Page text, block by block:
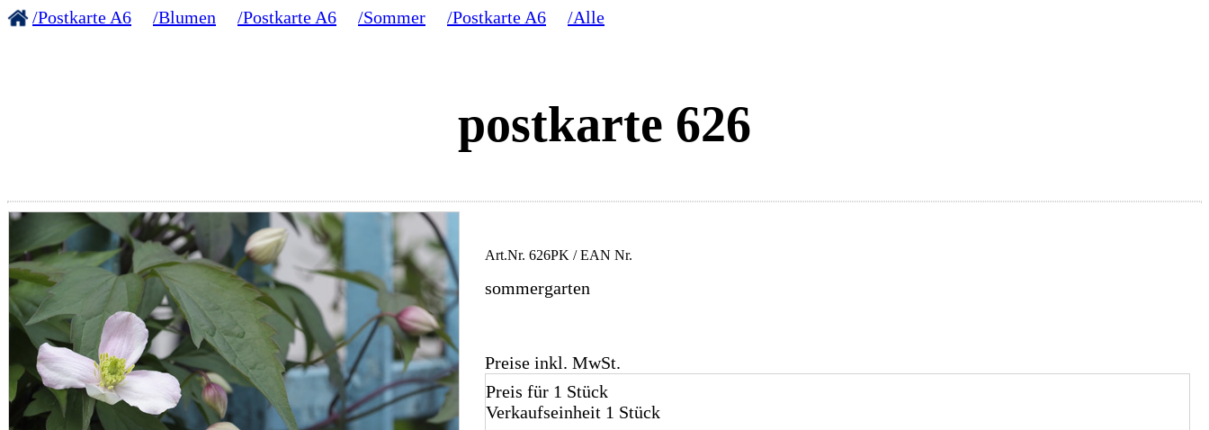
/Postkarte A6 /Blumen /Postkarte A6 /Sommer /Postkarte A6 /Alle
postkarte 626
Art.Nr.626PK / EAN Nr.
sommergarten
Preise inkl. MwSt.
Preis für 1 Stück
Verkaufseinheit 1 Stück